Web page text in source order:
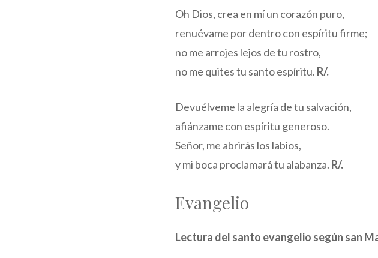
Oh Dios, crea en mí un corazón puro,
renuévame por dentro con espíritu firme;
no me arrojes lejos de tu rostro,
no me quites tu santo espíritu. R/.
Devuélveme la alegría de tu salvación,
afiánzame con espíritu generoso.
Señor, me abrirás los labios,
y mi boca proclamará tu alabanza. R/.
Evangelio
Lectura del santo evangelio según san